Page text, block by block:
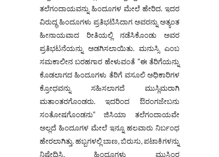
ತಲೆಗಂದಾಯವನ್ನು ಹಿಂದೂಗಳ ಮೇಲೆ ಹೇರಿದ. ಇದರ
ವಿರುದ್ಧ ಹಿಂದೂಗಳು ಪ್ರತಿಭಟಿಸಿದಾಗ ಅವರನ್ನು ಅತ್ಯಂತ
ಹೀನಾಯವಾದ ರೀತಿಯಲ್ಲಿ ನಡೆಸಿಕೊಂಡು ಅವರ
ಪ್ರತಿಭಟನೆಯನ್ನು ಅಡಗಿಸಲಾಯಿತು. ಮನುಸ್ಸಿ ಎಂಬ
ಸಮಕಾಲೀನ ಬರಹಗಾರ ಹೇಳುವಂತೆ “ಈ ತೆರಿಗೆಯನ್ನು
ಕೊಡಲಾಗದ ಹಿಂದೂಗಳು ತೆರಿಗೆ ವಸೂಲಿ ಅಧಿಕಾರಿಗಳ
ಕ್ರೋಧವನ್ನು ಸಹಿಸಲಾಗದೆ ಮುಸ್ಲಿಮರಾಗಿ
ಮತಾಂತರಗೊಂಡರು. ಇದರಿಂದ ಔರಂಗಜೇಬನು
ಸಂತೋಷಗೊಂಡನು” ಜಿಸಿಯಾ ತಲೆಗಂದಾಯವೇ
ಅಲ್ಲದೆ ಹಿಂದೂಗಳ ಮೇಲೆ ಇನ್ನೂ ಹಲವಾರು ನಿರ್ಬಂಧ
ಹೇರಲಾಗಿತ್ತು. ಹಬ್ಬಗಳಲ್ಲಿ ಬಾಣ, ಬಿರುಸು, ಪಟಾಕಿಗಳನ್ನು
ನಿಷೇಧಿಸಿ, ಹಿಂದೂಗಳು ಮುಸ್ಲಿಂರ